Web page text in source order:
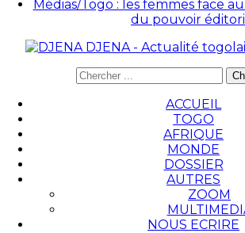
Médias/Togo : les femmes face
du pouvoir
DJENA - Actualité
ACCUEIL
TOGO
AFRIQUE
MONDE
DOSSIER
AUTRES
ZOOM
NOUS ECRIRE